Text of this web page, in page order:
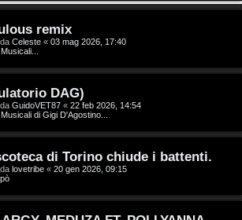
remix
Celeste « 03 mag 2026, 17:40
DAG)
GuidoVET87 « 22 feb 2026, 14:54
di Gigi D'Agostino...
di Torino chiude i battenti.
lovetribe « 20 gen 2026, 09:15